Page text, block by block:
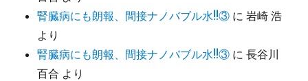
腎臓病にも朗報、間接ナノバブル水!!③ に岩崎 浩
より
腎臓病にも朗報、間接ナノバブル水!!③ に長谷川
百合 より